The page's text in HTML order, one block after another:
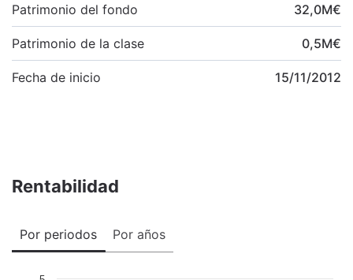
Patrimonio del fondo 32,0M€
Patrimonio de la clase 0,5M€
Fecha de inicio 15/11/2012
Rentabilidad
Por periodos Por años